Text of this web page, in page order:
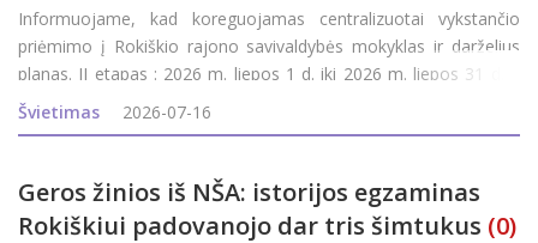
Informuojame, kad koreguojamas centralizuotai vykstančio
priėmimo į Rokiškio rajono savivaldybės mokyklas ir darželius
planas. II etapas : 2026 m. liepos 1 d. iki 2026 m. liepos 31 d. –
prašymų pildymas, koregavimas; 2026 m. rugpjūčio 1 d. iki 2026
m. rugpjūčio 5 d. – e
Švietimas 2026-07-16
Geros žinios iš NŠA: istorijos egzaminas
Rokiškiui padovanojo dar tris šimtukus (0)